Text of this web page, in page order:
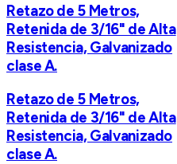
Retazo de 5 Metros,
Retenida de 3/16" de Alta
Resistencia, Galvanizado
clase A.
Retazo de 5 Metros,
Retenida de 3/16" de Alta
Resistencia, Galvanizado
clase A.